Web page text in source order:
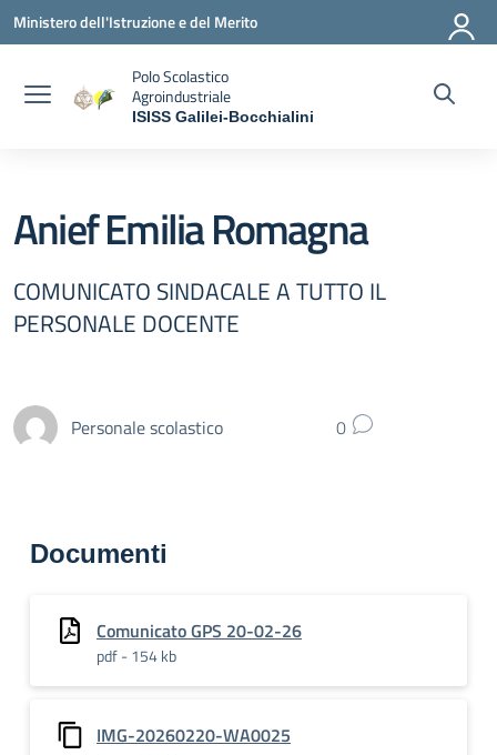
Vai ai contenuti
Vai al menu di navigazione
Vai al footer
Ministero dell'Istruzione e del Merito
Polo Scolastico
Agroindustriale
ISISS Galilei-Bocchialini
Anief Emilia Romagna
COMUNICATO SINDACALE A TUTTO IL
PERSONALE DOCENTE
Personale scolastico 0
Documenti
Comunicato GPS 20-02-26
pdf - 154 kb
IMG-20260220-WA0025